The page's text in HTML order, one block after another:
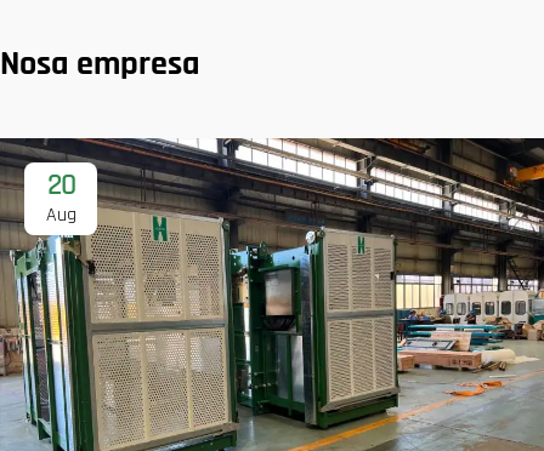
Nosa empresa
20
Aug